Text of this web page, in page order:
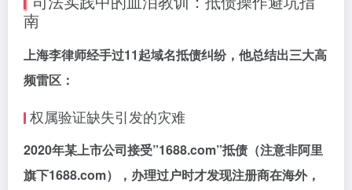
南
上海李律师经手过11起域名抵债纠纷，他总结出三大高
频雷区：
权属验证缺失引发的灾难
2020年某上市公司接受”1688.com”抵债（注意非阿里
旗下1688.com），办理过户时才发现注册商在海外，